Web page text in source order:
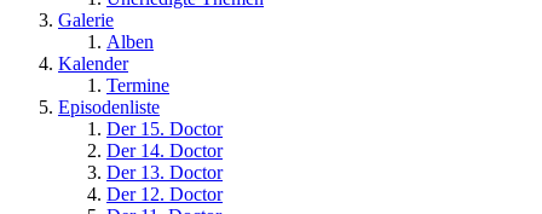
Galerie
Alben
Kalender
Termine
Episodenliste
Der 15. Doctor
Der 14. Doctor
Der 13. Doctor
Der 12. Doctor